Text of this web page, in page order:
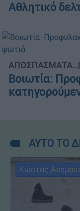
Αθλητικό
ΑΠΟΣΠΑΣΜΑΤΑ...|
Βοιωτία:
ΑΥΤΟ ΤΟ
Κώστας